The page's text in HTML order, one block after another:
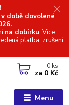
v době dovolené
na dobírku. Více
platba, zrušení
Menu
0 ks
za 0 Kč